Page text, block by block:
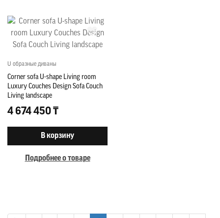
U образные диваны
Corner sofa U-shape Living room
Luxury Couches Design Sofa Couch
Living landscape
4 674 450 ₸
В корзину
Подробнее о товаре